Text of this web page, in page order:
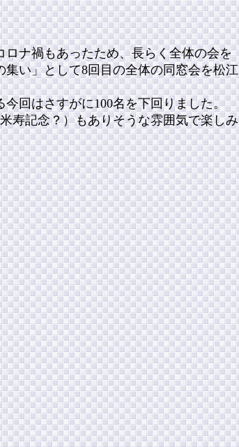
ロナ禍もあったため、長らく全体の会を
い」として8回目の全体の同窓会を松江
回はさすがに100名を下回りました。
寿記念？）もありそうな雰囲気で楽しみ